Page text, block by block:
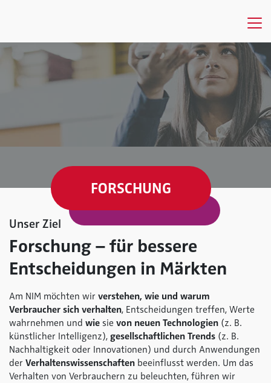
FORSCHUNG
Unser Ziel
Forschung – für bessere
Entscheidungen in Märkten
Am NIM möchten wir verstehen, wie und warum
Verbraucher sich verhalten, Entscheidungen treffen, Werte
wahrnehmen und wie sie von neuen Technologien (z. B.
künstlicher Intelligenz), gesellschaftlichen Trends (z. B.
Nachhaltigkeit oder Innovationen) und durch Anwendungen
der Verhaltenswissenschaften beeinflusst werden. Um das
Verhalten von Verbrauchern zu beleuchten, führen wir